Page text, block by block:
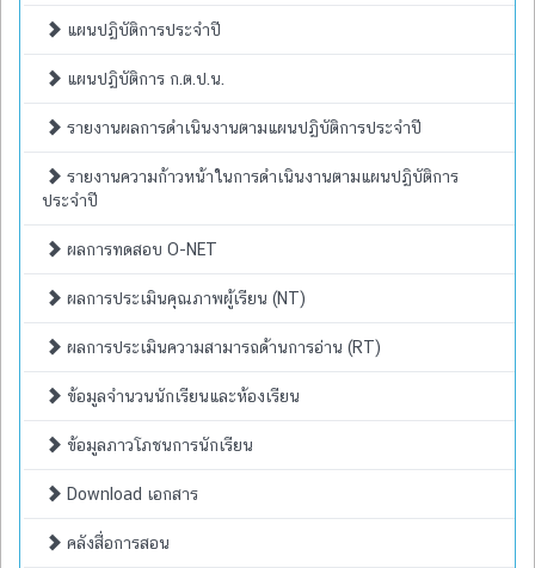
แผนปฏิบัติการประจำปี
แผนปฏิบัติการ ก.ต.ป.น.
รายงานผลการดำเนินงานตามแผนปฏิบัติการประจำปี
รายงานความก้าวหน้าในการดำเนินงานตามแผนปฏิบัติการ
ประจำปี
ผลการทดสอบ O-NET
ผลการประเมินคุณภาพผู้เรียน (NT)
ผลการประเมินความสามารถด้านการอ่าน (RT)
ข้อมูลจำนวนนักเรียนและห้องเรียน
ข้อมูลภาวโภชนการนักเรียน
Download เอกสาร
คลังสื่อการสอน